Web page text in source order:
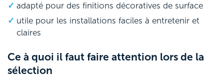
adapté pour des finitions décoratives de surface
utile pour les installations faciles à entretenir et
claires
Ce à quoi il faut faire attention lors de la
sélection